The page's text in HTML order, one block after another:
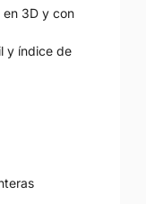
3D y con
y índice de